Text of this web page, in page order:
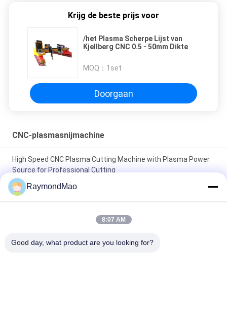
Krijg de beste prijs voor
/het Plasma Scherpe Lijst van
Kjellberg CNC 0.5 - 50mm Dikte
MOQ： 1set
Doorgaan
CNC-plasmasnijmachine
High Speed CNC Plasma Cutting Machine with Plasma Power
Source for Professional Cutting
Plasma Cutter with IP54 Protection Level, 0.5-50mm Cutting
Thickness
Humidity 5%-95%RH
RaymondMao
8:07 AM
Good day, what product are you looking for?